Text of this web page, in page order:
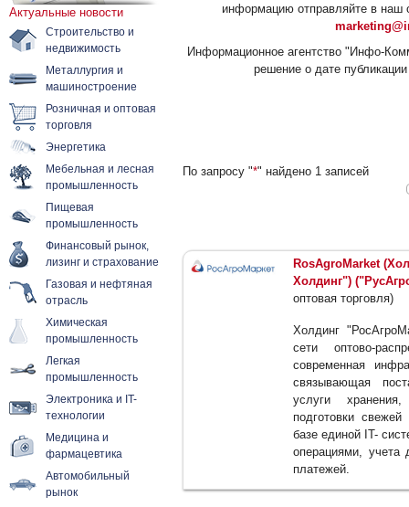
Актуальные новости
Строительство и
недвижимость
Металлургия и
машиностроение
Розничная и оптовая
торговля
Энергетика
Мебельная и лесная
промышленность
Пищевая
промышленность
Финансовый рынок,
лизинг и страхование
Газовая и нефтяная
отрасль
Химическая
промышленность
Легкая
промышленность
Электроника и IT-
технологии
Медицина и
фармацевтика
Автомобильный
рынок
информацию отправляйте в наш
Информационное агентство "Инфо-
решение о дате
По запросу "*" найдено 1 записей
RosAgroMarket
Холдинг")
оптовая торговля)
Холдинг
сети оптово-
современная
связывающая
услуги
подготовки
базе единой IT-
операциями, учета
платежей.